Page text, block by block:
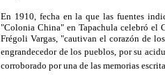
En 1910, fecha en la que las fuentes
"Colonia China" en Tapachula celebró el
Frégoli Vargas, "cautivan el corazón de
engrandecedor de los pueblos, por su
corroborado por una de las memorias